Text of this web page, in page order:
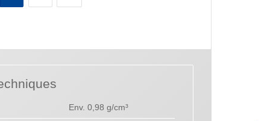
Env. 0,98 g/cm³